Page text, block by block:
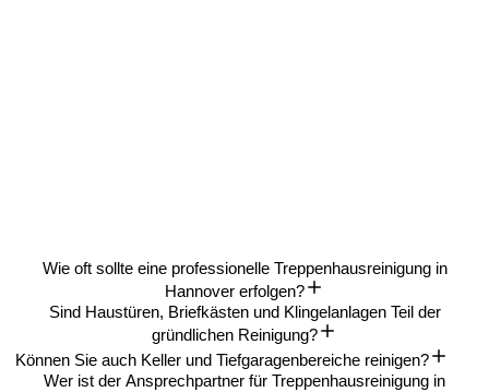
Wie oft sollte eine professionelle Treppenhausreinigung in
Hannover erfolgen?
Sind Haustüren, Briefkästen und Klingelanlagen Teil der
gründlichen Reinigung?
Können Sie auch Keller und Tiefgaragenbereiche reinigen?
Wer ist der Ansprechpartner für Treppenhausreinigung in